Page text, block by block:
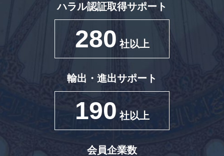
ハラル認証取得サポート
280 社以上
輸出・進出サポート
190 社以上
会員企業数